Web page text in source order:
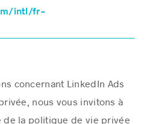
intl/fr-
concernant LinkedIn Ads
nous vous invitons à
de la politique de vie privée